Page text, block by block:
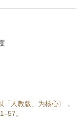
「人教版」为核心〉，
。